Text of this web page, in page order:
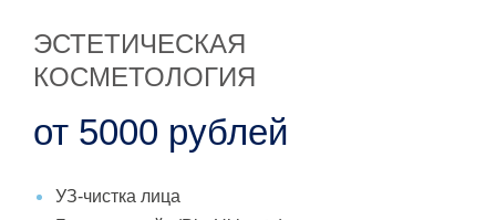
ЭСТЕТИЧЕСКАЯ
КОСМЕТОЛОГИЯ
от 5000 рублей
УЗ-чистка лица